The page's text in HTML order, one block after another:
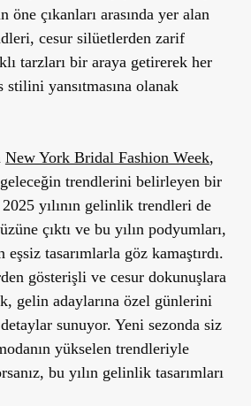
öne çıkanları arasında yer alan
, cesur silüetlerden zarif
tarzları bir araya getirerek her
yansıtmasına olanak
New York Bridal Fashion Week,
trendlerini belirleyen bir
yılının gelinlik trendleri de
çıktı ve bu yılın podyumları,
tasarımlarla göz kamaştırdı.
gösterişli ve cesur dokunuşlara
gelin adaylarına özel günlerini
sunuyor. Yeni sezonda siz
yükselen trendleriyle
bu yılın gelinlik tasarımları